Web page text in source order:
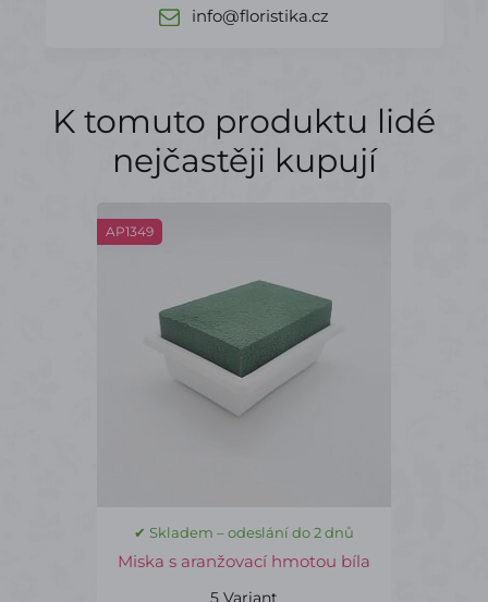
info@floristika.cz
K tomuto produktu lidé
nejčastěji kupují
AP1349
✔ Skladem – odeslání do 2 dnů
Miska s aranžovací hmotou bíla
5 Variant